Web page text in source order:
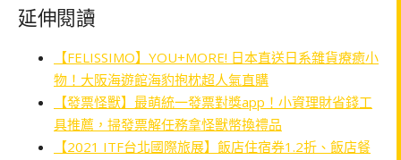
延伸閱讀
【FELISSIMO】YOU+MORE! 日本直送日系雜貨療癒小
物！大阪海遊館海豹抱枕超人氣直購
【發票怪獸】最萌統一發票對獎app！小資理財省錢工
具推薦，掃發票解任務拿怪獸幣換禮品
【2021 ITF台北國際旅展】飯店住宿券1.2折、飯店餐